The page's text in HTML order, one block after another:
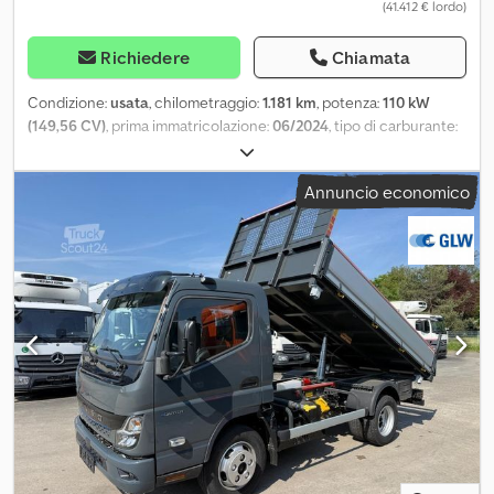
(41.412 € lordo)
Richiedere Chiamata
Condizione:usata, chilometraggio:1.181 km, potenza:110 kW
(149,56 CV) , prima immatricolazione:06/2024 , tipo di carburante:
4.180 kg
04/2027, colore:grigio, tipo di ingranaggio:automatico, numero
3 m³, lunghezza spazio di
, larghezza vano di carico:2.036 mm
, altezza
vano di carico:
400 mm , Anno di produzione:2024
Equipaggiamento:
ABS, chiusura centralizzata, programma
elettronico di stabilità (ESP), * FUSO 4 C 15 eCanter RIBALTABILE
Scalottini 3,50 m trilaterale * Veicolo nuovo con immatricolazione
giornaliera * Può essere guidato con patente auto categoria B
(valido solo per veicoli elettrici) * Peso totale ammesso 4,18 t +
portata ca. 885 kg * Numero veicolo per richieste: 4683 *
Assistente per svolta * Assistente mantenimento corsia *
Assistente mantenimento distanza * Fari a LED * Active Brake
Assist * Active Sideguard Assist * Programma elettronico di
stabilità (ESP) Cjdpfx Ajy Rbhwsl Aeha * Finestrino posteriore *
Annuncio economico